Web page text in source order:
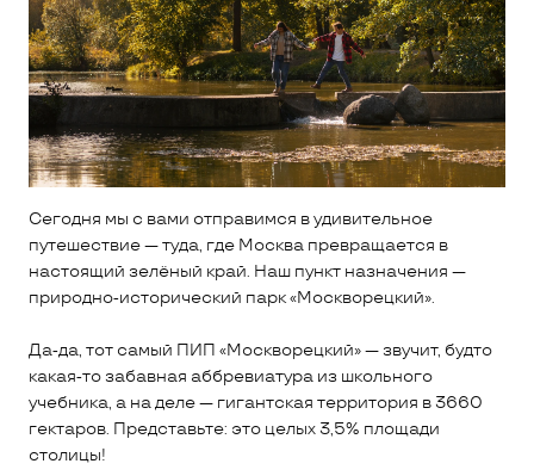
Сегодня мы с вами отправимся в удивительное
путешествие — туда, где Москва превращается в
настоящий зелёный край. Наш пункт назначения —
природно‑исторический парк «Москворецкий».
Да‑да, тот самый ПИП «Москворецкий» — звучит, будто
какая‑то забавная аббревиатура из школьного
учебника, а на деле — гигантская территория в 3660
гектаров. Представьте: это целых 3,5% площади
столицы!